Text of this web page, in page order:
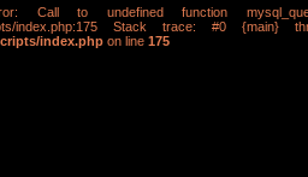
Call to undefined function
index.php:175 Stack trace: #0 {main}
index.php on line 175